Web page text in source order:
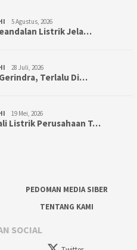
5 Agustus, 2026
Listrik Jela…
28 Juli, 2026
Terlalu Di…
19 Mei, 2026
Listrik Perusahaan T…
PEDOMAN MEDIA SIBER
TENTANG KAMI
SOCIAL